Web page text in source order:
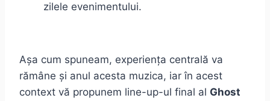
zilele evenimentului.
Așa cum spuneam, experiența centrală va
rămâne și anul acesta muzica, iar în acest
context vă propunem line-up-ul final al Ghost